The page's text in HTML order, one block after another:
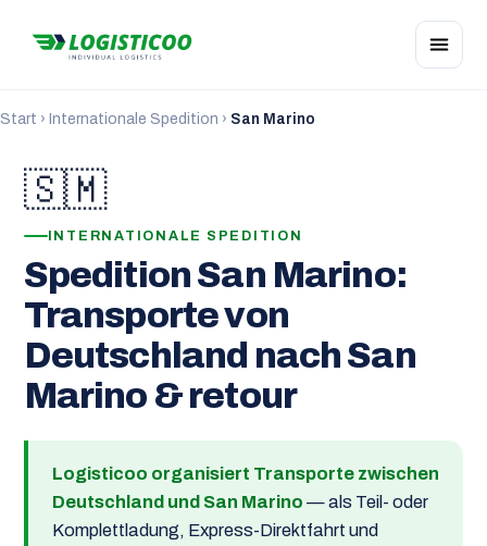
Start › Internationale Spedition › San Marino
🇸🇲
INTERNATIONALE SPEDITION
Spedition San Marino:
Transporte von
Deutschland nach San
Marino & retour
Logisticoo organisiert Transporte zwischen
Deutschland und San Marino — als Teil- oder
Komplettladung, Express-Direktfahrt und